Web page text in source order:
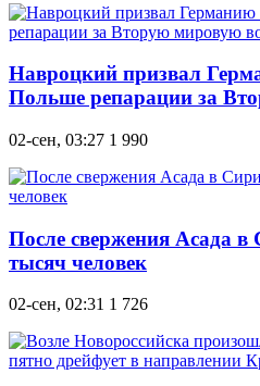
Навроцкий призвал
Польше репарации за
02-сен, 03:27 1 990
После свержения Асада
тысяч человек
02-сен, 02:31 1 726